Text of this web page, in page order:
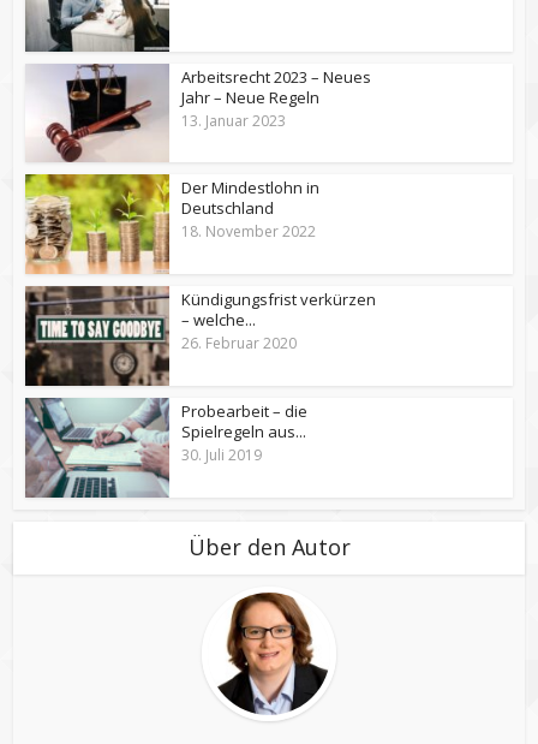
Arbeitsrecht 2023 – Neues
Jahr – Neue Regeln
13. Januar 2023
Der Mindestlohn in
Deutschland
18. November 2022
Kündigungsfrist verkürzen
– welche...
26. Februar 2020
Probearbeit – die
Spielregeln aus...
30. Juli 2019
Über den Autor